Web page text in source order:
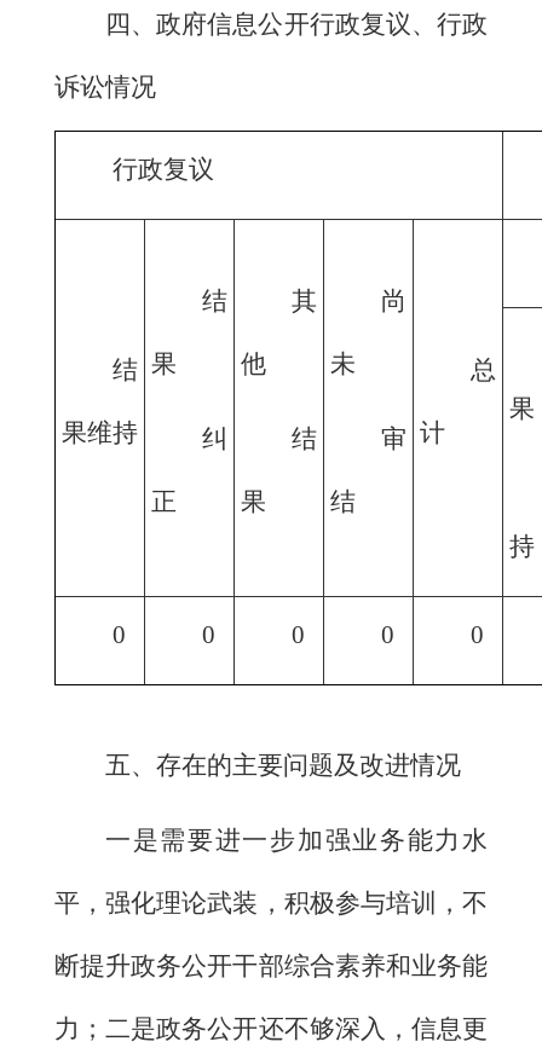
四、政府信息公开行政复议、行政
诉讼情况
行政复议
结
果维持
结
果
纠
正
其
他
结
果
尚
未
审
结
总
计
果
持
0 0 0 0 0
五、存在的主要问题及改进情况
一是需要进一步加强业务能力水
平 ，强化理论武装，积极参与培训，不
断提升政务公开干部综合素养和业务能
力；二是政务公开还不够深入，信息更